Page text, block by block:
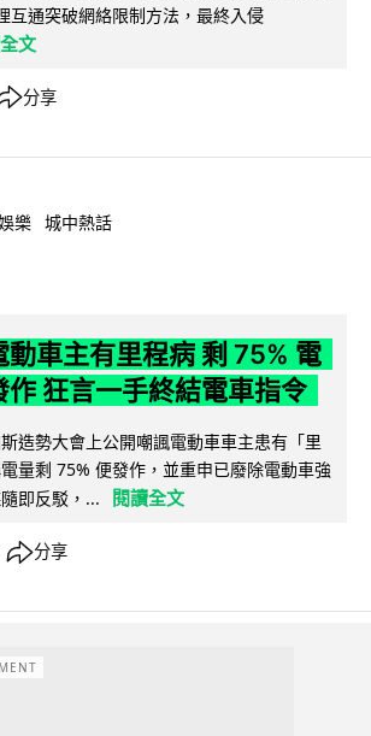
互通突破網絡限制方法，最終入侵
文
分享
樂 城中熱話
動車主有里程病 剩 75% 電
作 狂言一手終結電車指令
造勢大會上公開嘲諷電動車車主患有「里
量剩 75% 便發作，並重申已廢除電動車強
即反駁，...
閱讀全文
分享